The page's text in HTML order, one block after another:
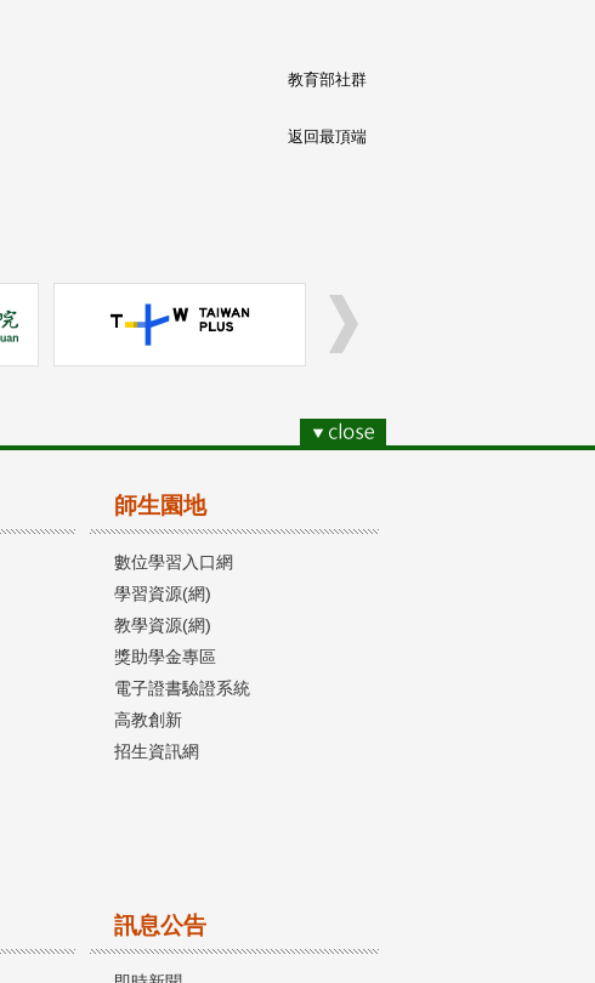
教育部社群
返回最頂端
師生園地
數位學習入口網
學習資源(網)
教學資源(網)
獎助學金專區
電子證書驗證系統
高教創新
招生資訊網
訊息公告